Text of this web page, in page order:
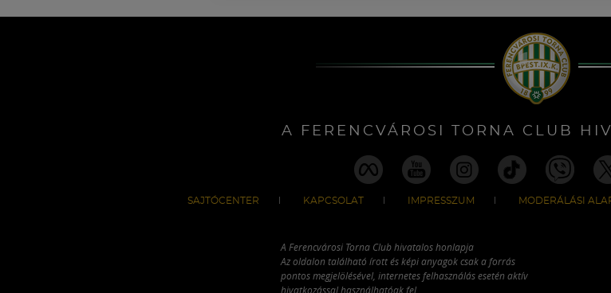
A FERENCVÁROSI TORNA CLUB
SAJTÓCENTER KAPCSOLAT IMPRESSZUM MODERÁLÁSI
A Ferencvárosi Torna Club hivatalos honlapja
Az oldalon található írott és képi anyagok csak a forrás
pontos megjelölésével, internetes felhasználás esetén aktív
hivatkozással használhatóak fel.